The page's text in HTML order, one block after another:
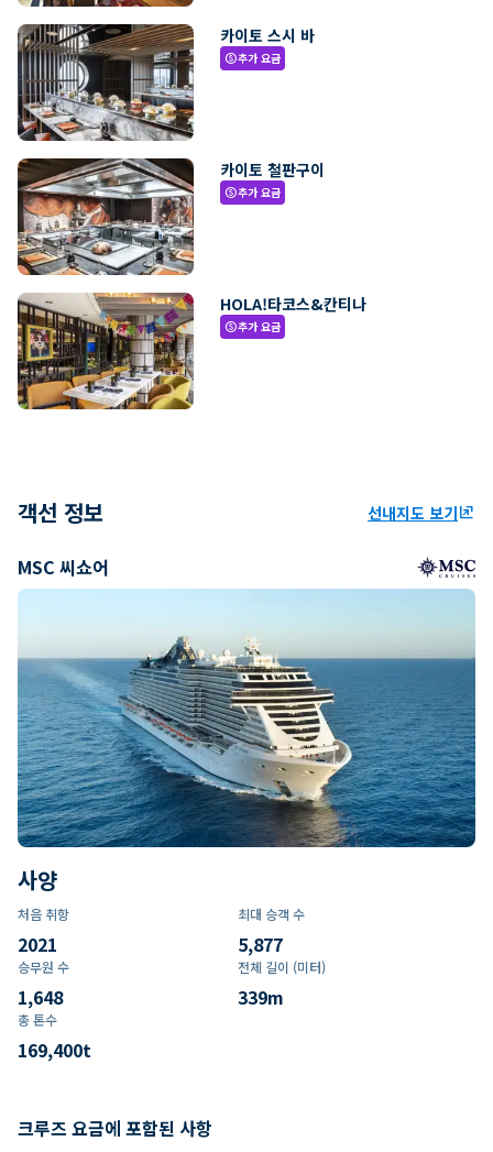
카이토 스시 바
paid추가 요금
카이토 철판구이
paid추가 요금
HOLA!타코스&칸티나
paid추가 요금
객선 정보 선내지도 보기ungroup
MSC 씨쇼어
사양
처음 취항
2021
최대 승객 수
5,877
승무원 수
1,648
전체 길이 (미터)
339m
총 톤수
169,400t
크루즈 요금에 포함된 사항